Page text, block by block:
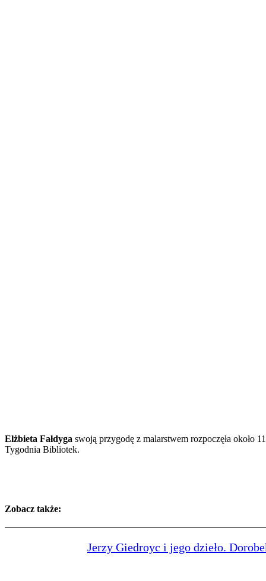
Elżbieta Fałdyga swoją przygodę z malarstwem rozpoczęła
Tygodnia Bibliotek.
Zobacz także:
Jerzy Giedroyc i jego dzieło.